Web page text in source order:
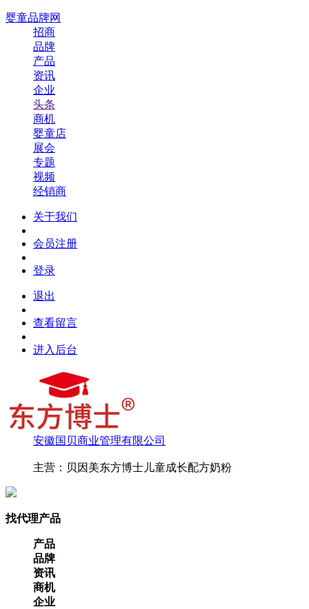
婴童品牌网
招商
品牌
产品
资讯
企业
头条
商机
婴童店
展会
专题
视频
经销商
关于我们
会员注册
登录
退出
查看留言
进入后台
安徽国贝商业管理有限公司
主营：贝因美东方博士儿童成长配方奶粉
找代理产品
产品
品牌
资讯
商机
企业